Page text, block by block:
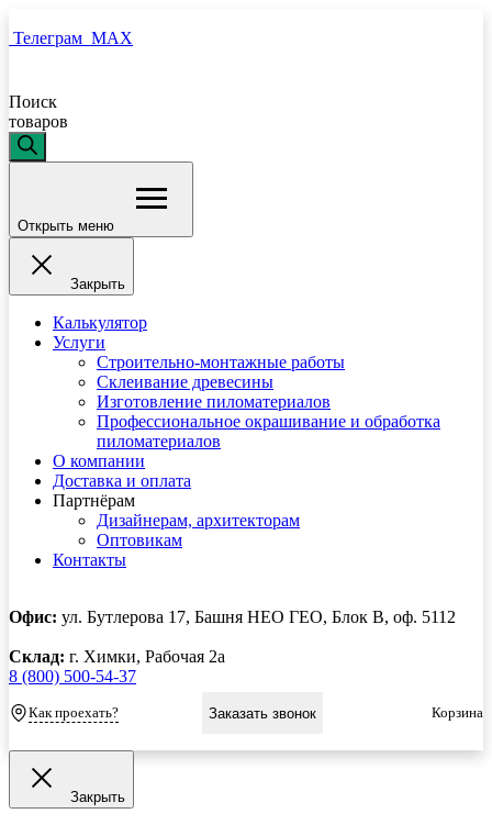
Телеграм MAX
Поиск
товаров
Открыть меню
Закрыть
Калькулятор
Услуги
Строительно-монтажные работы
Склеивание древесины
Изготовление пиломатериалов
Профессиональное окрашивание и обработка
пиломатериалов
О компании
Доставка и оплата
Партнёрам
Дизайнерам, архитекторам
Оптовикам
Контакты
Офис: ул. Бутлерова 17, Башня НЕО ГЕО, Блок В, оф. 5112
Склад: г. Химки, Рабочая 2а
8 (800) 500-54-37
Как проехать? Заказать звонок Корзина
Закрыть